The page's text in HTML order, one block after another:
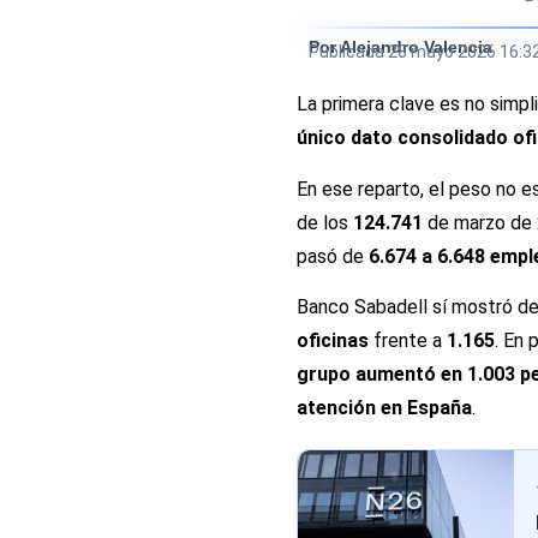
Por Alejandro Valencia
Publicada28 mayo 2026
La primera clave es no
único dato consolidado
En ese reparto, el peso no
de los 124.741 de marzo de
pasó de 6.674 a 6.648
Banco Sabadell sí mostró
oficinas frente a 1.165. En
grupo aumentó en 1.003
atención en España.